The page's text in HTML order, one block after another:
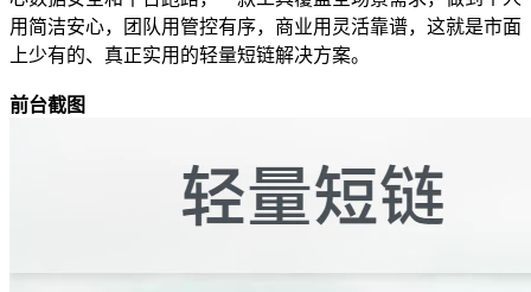
用简洁安心，团队用管控有序，商业用灵活靠谱，这就是市面
上少有的、真正实用的轻量短链解决方案。
前台截图